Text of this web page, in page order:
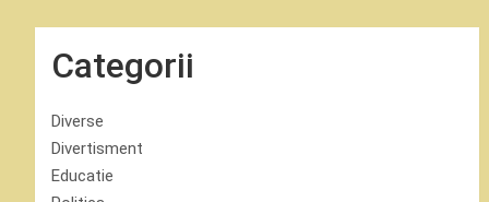
Categorii
Diverse
Divertisment
Educatie